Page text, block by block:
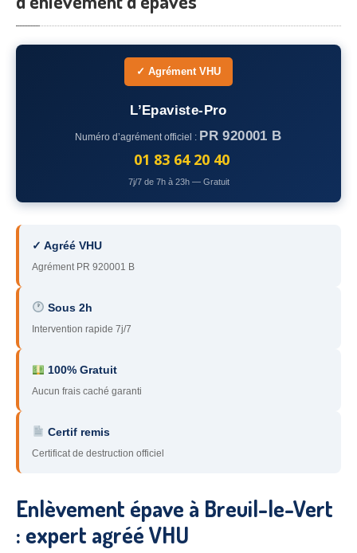
EpavisteGratuit
Rachatvoiture accidentée
– Seine-et-Marne
– Yvelines
92– Hauts-de-Seine
93 – Seine-Saint-Denis
94– Val-de-Marne
95 – Val d’Oise
– Essonne
89 – Yonne
51 – Marne
– Eure-et-Loir
27– Eure
✓ Agrément VHU
L’Epaviste-Pro
Numéro d’agrément officiel : PR 920001 B
01 83 64 20 40
7j/7 de 7h à 23h — Gratuit
✓ Agréé VHU
Agrément PR 920001 B
Sous 2h
Intervention rapide 7j/7
100% Gratuit
Aucun frais caché garanti
Certif remis
Certificat de destruction officiel
Enlèvement épave à Breuil-le-Vert
: expert agréé VHU